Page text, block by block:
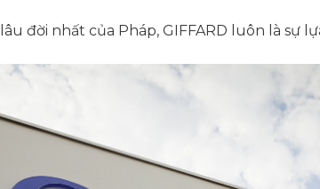
đời nhất của Pháp, GIFFARD luôn là sự